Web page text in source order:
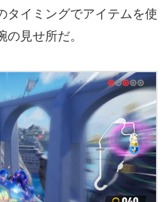
タイミングでアイテムを使
見せ所だ。